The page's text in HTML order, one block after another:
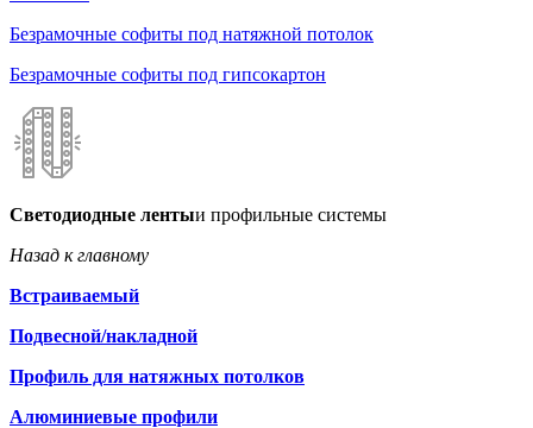
Безрамочные софиты под натяжной потолок
Безрамочные софиты под гипсокартон
Светодиодные лентыи профильные системы
Назад к главному
Встраиваемый
Подвесной/накладной
Профиль для натяжных потолков
Алюминиевые профили